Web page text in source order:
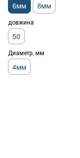
6мм 8мм
довжина
50
Диаметр, мм
4мм